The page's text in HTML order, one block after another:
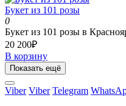
Букет из 101 розы
0
Букет из 101 розы в
20 200₽
В корзину
Показать ещё
Viber Viber Telegram